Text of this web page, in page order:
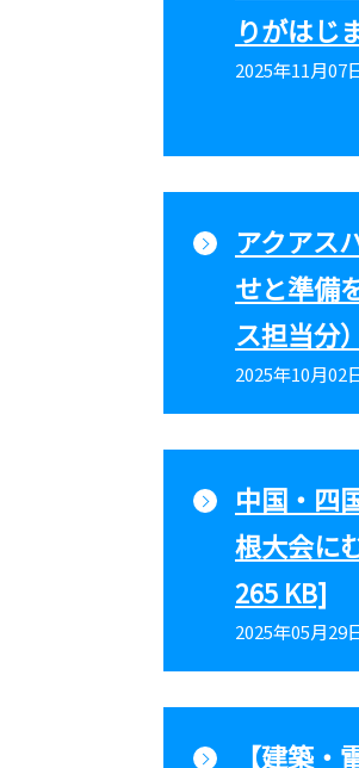
りがはじ
2025年11月07
アクアス
せと準備
ス担当分
2025年10月02
中国・四
根大会に
265 KB]
2025年05月29
【建築